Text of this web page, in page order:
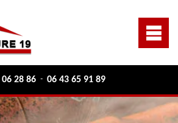
28 86 - 06 43 65 91 89